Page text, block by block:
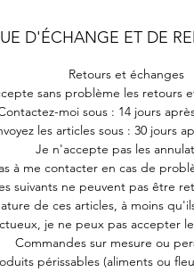
D'ÉCHANGE ET DE
Retours et échanges
sans problème les retours
moi sous : 14 jours
les articles sous : 30 jours
Je n'accepte pas les
à me contacter en cas de
suivants ne peuvent pas être
de ces articles, à moins
je ne peux pas accepter
Commandes sur mesure ou
périssables (aliments ou